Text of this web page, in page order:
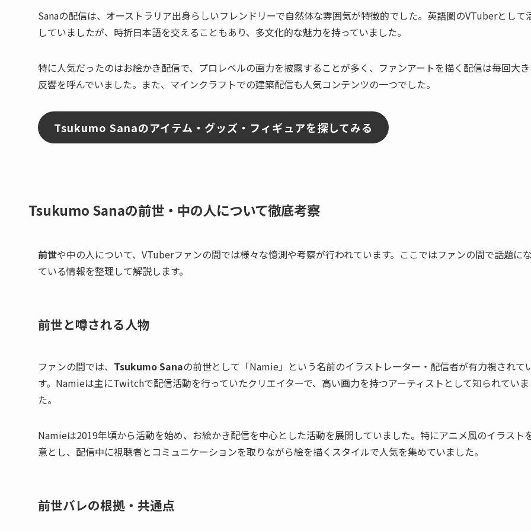
Sanaの配信は、オーストラリア出身らしいフレンドリーで自然体な雰囲気が特徴的でした。英語圏のVTuberとして
していましたが、時折日本語を交えることもあり、多文化的な魅力を持っていました。
特に人気だったのはお絵かき配信で、プロレベルの画力を披露することが多く、ファンアートを描く配信は毎回大
反響を呼んでいました。また、マインクラフトでの建築配信も人気コンテンツの一つでした。
Tsukumo Sanaのアイテム・グッズ・フィギュアを探してみる
Tsukumo Sanaの前世・中の人について徹底考察
前世や中の人について、VTuberファンの間では様々な憶測や考察が行われています。ここではファンの間で話題に
ている情報を整理して解説します。
前世と噂される人物
ファンの間では、 Tsukumo Sanaの前世として「Namie」という名前のイラストレーター・配信者が有力視されて
す。Namieは主にTwitchで配信活動を行っていたクリエイターで、高い画力を持つアーティストとして知られていま
た。
Namieは2019年頃から活動を始め、お絵かき配信を中心とした活動を展開していました。特にアニメ風のイラスト
意とし、配信中に視聴者とコミュニケーションを取りながら絵を描くスタイルで人気を集めていました。
前世バレの根拠・共通点